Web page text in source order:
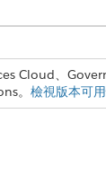
Cloud、
。 檢視版本可